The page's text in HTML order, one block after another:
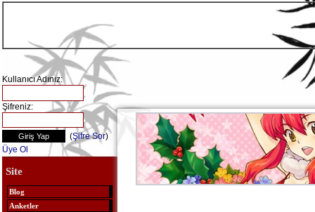
Kullanıcı Adınız:
Şifreniz:
(Şifre Sor)
Üye Ol
Site
Blog
Anketler